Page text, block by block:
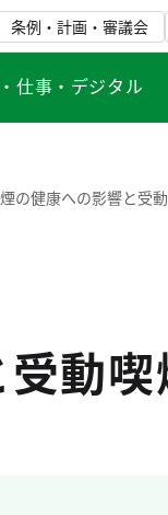
条例・計画・審議会
仕事・デジタル
健康への影響と受
動喫